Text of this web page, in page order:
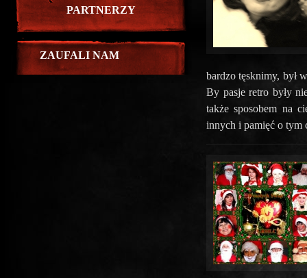
PARTNERZY
ZAUFALI NAM
bardzo tęsknimy, był
By pasje retro były
także sposobem na
innych i pamięć o tym